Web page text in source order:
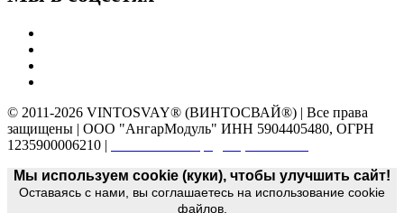
© 2011-2026 VINTOSVAY® (ВИНТОСВАЙ®) | Все права
защищены | ООО "АнгарМодуль" ИНН 5904405480, ОГРН
1235900006210 |
Мы используем cookie (куки), чтобы улучшить сайт!
Оставаясь с нами, вы соглашаетесь на использование cookie
файлов.